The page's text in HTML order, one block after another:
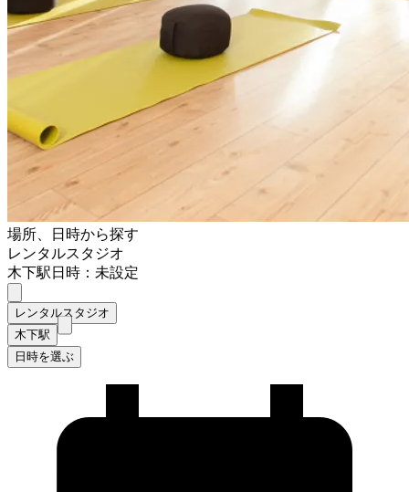
場所、日時から探す
レンタルスタジオ
木下駅日時：未設定
レンタルスタジオ
木下駅
日時を選ぶ